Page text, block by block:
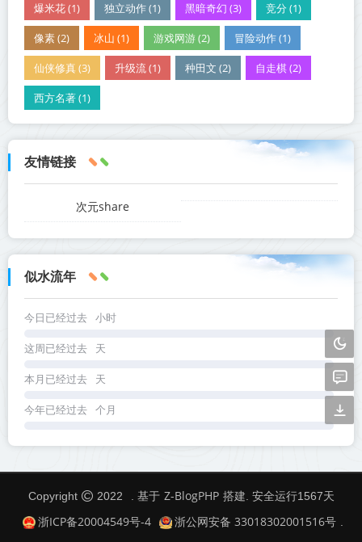
爆米花 (1) 独立动作 (1) 黑暗奇幻 (3) 竞分 (1)
像素 (2) 冰山 (1) 游戏网游 (2) 冒险动作 (1)
仙侠修真 (3) 升级流 (1) 种田文 (2) 自走棋 (2)
西方名著 (1)
友情链接
次元share
似水流年
今日已经过去 小时
这周已经过去 天
本月已经过去 天
今年已经过去 个月
Copyright 2022 . 基于 Z-BlogPHP 搭建. 安全运行1567天
浙ICP备20004549号-4 浙公网安备 33018302001516号 .